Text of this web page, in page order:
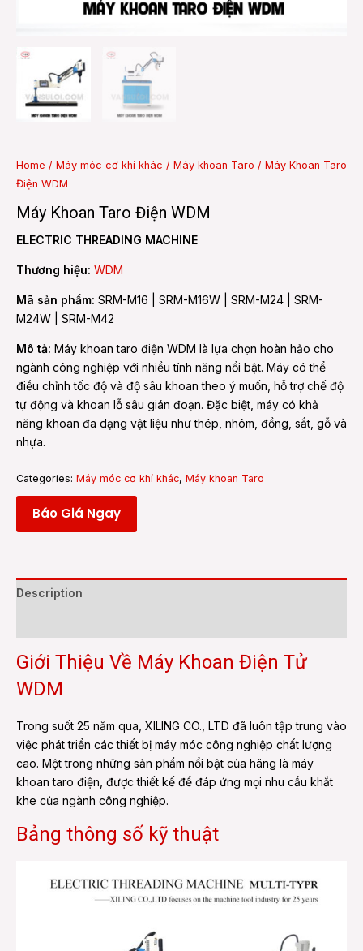
Home / Máy móc cơ khí khác / Máy khoan Taro / Máy Khoan Taro
Điện WDM
Máy Khoan Taro Điện WDM
ELECTRIC THREADING MACHINE
Thương hiệu: WDM
Mã sản phẩm: SRM-M16 | SRM-M16W | SRM-M24 | SRM-
M24W | SRM-M42
Mô tả: Máy khoan taro điện WDM là lựa chọn hoàn hảo cho
ngành công nghiệp với nhiều tính năng nổi bật. Máy có thể
điều chỉnh tốc độ và độ sâu khoan theo ý muốn, hỗ trợ chế độ
tự động và khoan lỗ sâu gián đoạn. Đặc biệt, máy có khả
năng khoan đa dạng vật liệu như thép, nhôm, đồng, sắt, gỗ và
nhựa.
Categories: Máy móc cơ khí khác, Máy khoan Taro
Báo Giá Ngay
Description
Giới Thiệu Về Máy Khoan Điện Tử
WDM
Trong suốt 25 năm qua, XILING CO., LTD đã luôn tập trung vào
việc phát triển các thiết bị máy móc công nghiệp chất lượng
cao. Một trong những sản phẩm nổi bật của hãng là máy
khoan taro điện, được thiết kế để đáp ứng mọi nhu cầu khắt
khe của ngành công nghiệp.
Bảng thông số kỹ thuật